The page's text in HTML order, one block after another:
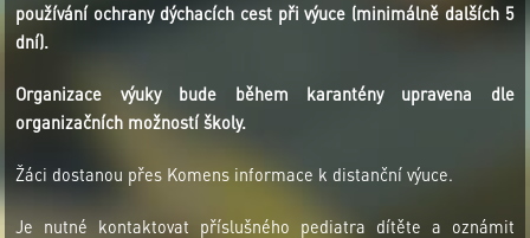
používání ochrany dýchacích cest při výuce (minimálně dalších 5
dní).
Organizace výuky bude během karantény upravena dle
organizačních možností školy.
Žáci dostanou přes Komens informace k distanční výuce.
Je nutné kontaktovat příslušného pediatra dítěte a oznámit